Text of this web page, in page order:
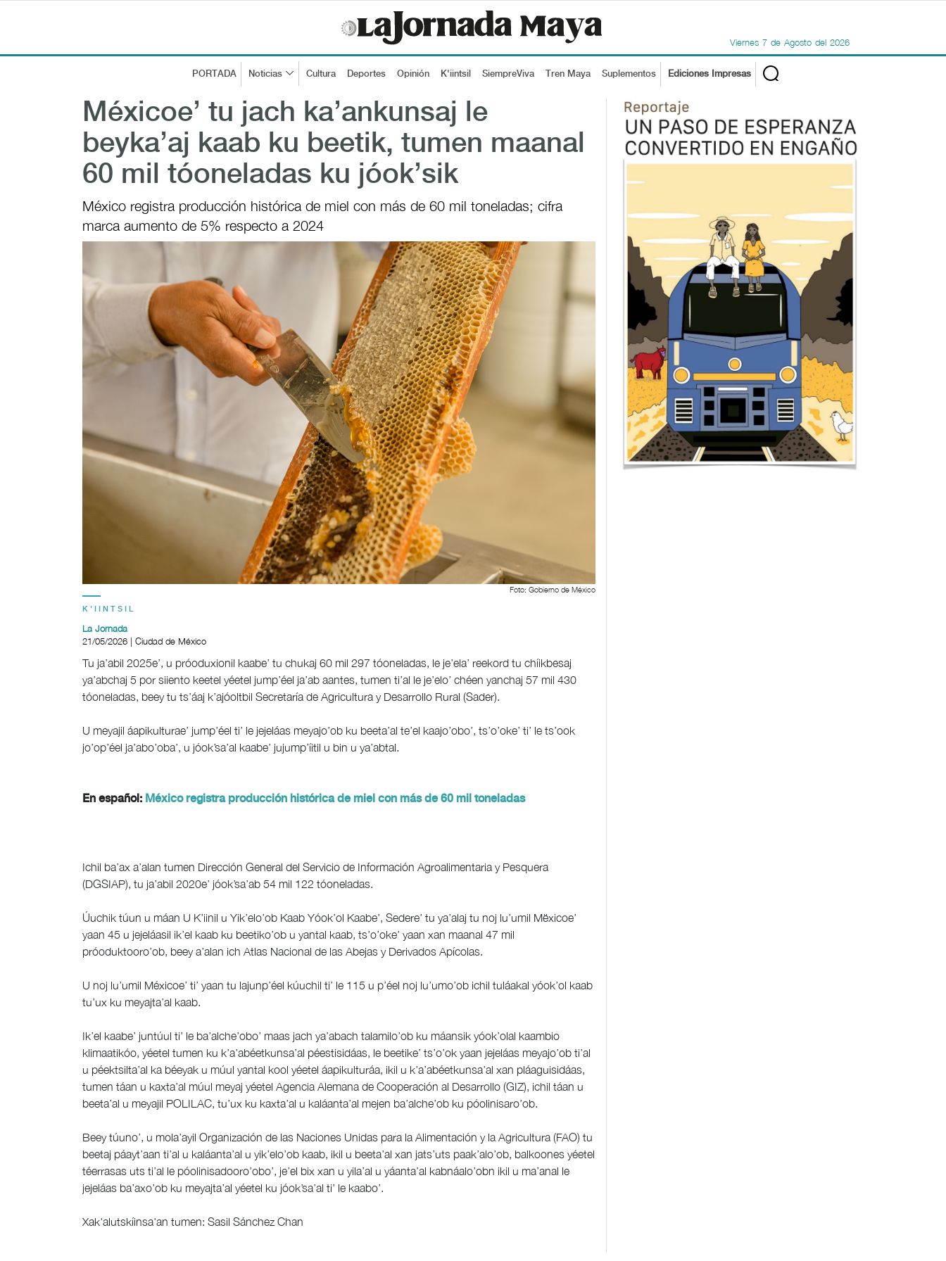
Viernes 7 de Agosto del 2026
PORTADA Noticias Cultura Deportes Opinión K'iintsil SiempreViva Tren Maya Suplementos Ediciones Impresas
Méxicoe’ tu jach ka’ankunsaj le
beyka’aj kaab ku beetik, tumen maanal
60 mil tóoneladas ku jóok’sik
México registra producción histórica de miel con más de 60 mil toneladas; cifra
marca aumento de 5% respecto a 2024
Foto: Gobierno de México
K'IINTSIL
La Jornada
21/05/2026 | Ciudad de México
Tu ja’abil 2025e’, u próoduxionil kaabe’ tu chukaj 60 mil 297 tóoneladas, le je’ela’ reekord tu chíikbesaj
ya’abchaj 5 por siiento keetel yéetel jump’éel ja’ab aantes, tumen ti’al le je’elo’ chéen yanchaj 57 mil 430
tóoneladas, beey tu ts’áaj k’ajóoltbil Secretaría de Agricultura y Desarrollo Rural (Sader).
U meyajil áapikulturae’ jump’éel ti’ le jejeláas meyajo’ob ku beeta’al te’el kaajo’obo’, ts’o’oke’ ti’ le ts’ook
jo’op’éel ja’abo’oba’, u jóok’sa’al kaabe’ jujump’íitil u bin u ya’abtal.
En español: México registra producción histórica de miel con más de 60 mil toneladas
Ichil ba’ax a’alan tumen Dirección General del Servicio de Información Agroalimentaria y Pesquera
(DGSIAP), tu ja’abil 2020e’ jóok’sa’ab 54 mil 122 tóoneladas.
Úuchik túun u máan U K’iinil u Yik’elo’ob Kaab Yóok’ol Kaabe’, Sedere’ tu ya’alaj tu noj lu’umil Mëxicoe’
yaan 45 u jejeláasil ik’el kaab ku beetiko’ob u yantal kaab, ts’o’oke’ yaan xan maanal 47 mil
próoduktooro’ob, beey a’alan ich Atlas Nacional de las Abejas y Derivados Apícolas.
U noj lu’umil Méxicoe’ ti’ yaan tu lajunp’éel kúuchil ti’ le 115 u p’éel noj lu’umo’ob ichil tuláakal yóok’ol kaab
tu’ux ku meyajta’al kaab.
Ik’el kaabe’ juntúul ti’ le ba’alche’obo’ maas jach ya’abach talamilo’ob ku máansik yóok’olal kaambio
klimaatikóo, yéetel tumen ku k’a’abéetkunsa’al péestisidáas, le beetike’ ts’o’ok yaan jejeláas meyajo’ob ti’al
u péektsilta’al ka béeyak u múul yantal kool yéetel áapikulturáa, ikil u k’a’abéetkunsa’al xan pláaguisidáas,
tumen táan u kaxta’al múul meyaj yéetel Agencia Alemana de Cooperación al Desarrollo (GIZ), ichil táan u
beeta’al u meyajil POLILAC, tu’ux ku kaxta’al u kaláanta’al mejen ba’alche’ob ku póolinisaro’ob.
Beey túuno’, u mola’ayil Organización de las Naciones Unidas para la Alimentación y la Agricultura (FAO) tu
beetaj páayt’aan ti’al u kaláanta’al u yik’elo’ob kaab, ikil u beeta’al xan jats’uts paak’alo’ob, balkoones yéetel
téerrasas uts ti’al le póolinisadooro’obo’, je’el bix xan u yila’al u yáanta’al kabnáalo’obn ikil u ma’anal le
jejeláas ba’axo’ob ku meyajta’al yéetel ku jóok’sa’al ti’ le kaabo’.
Xak'alutskíinsa'an tumen: Sasil Sánchez Chan